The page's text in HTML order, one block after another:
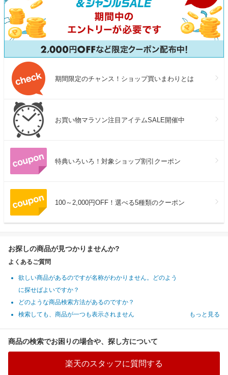
期間限定のチャンス！ショップ買いまわりとは
お買い物マラソン注目アイテムSALE開催中
特典いろいろ！対象ショップ割引クーポン
100～2,000円OFF！選べる5種類のクーポン
お探しの商品が見つかりませんか?
よくあるご質問
欲しい商品があるのですが名称がわかりません。どのよう
に探せばよいですか？
どのような商品検索方法があるのですか？
検索しても、商品が一つも表示されません
もっと見る
商品の検索でお困りの場合や、探し方について
楽天のスタッフに質問する